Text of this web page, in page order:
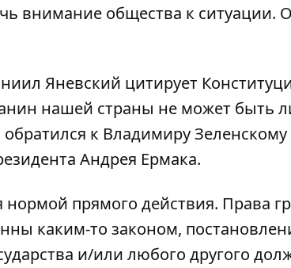
внимание общества к ситуации.
Яневский цитирует
нашей страны не может быть
к Владимиру
Андрея Ермака.
нормой прямого действия. Права
каким-то законом,
и/или любого другого